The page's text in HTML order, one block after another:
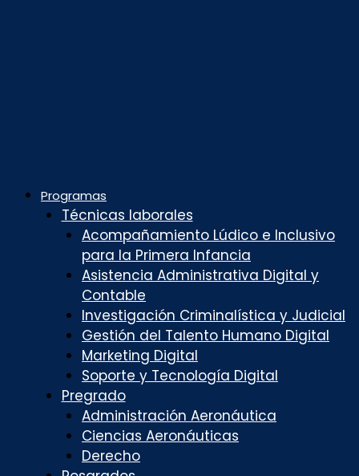
Programas
Técnicas laborales
Acompañamiento Lúdico e Inclusivo
para la Primera Infancia
Asistencia Administrativa Digital y
Contable
Investigación Criminalística y Judicial
Gestión del Talento Humano Digital
Marketing Digital
Soporte y Tecnología Digital
Pregrado
Administración Aeronáutica
Ciencias Aeronáuticas
Derecho